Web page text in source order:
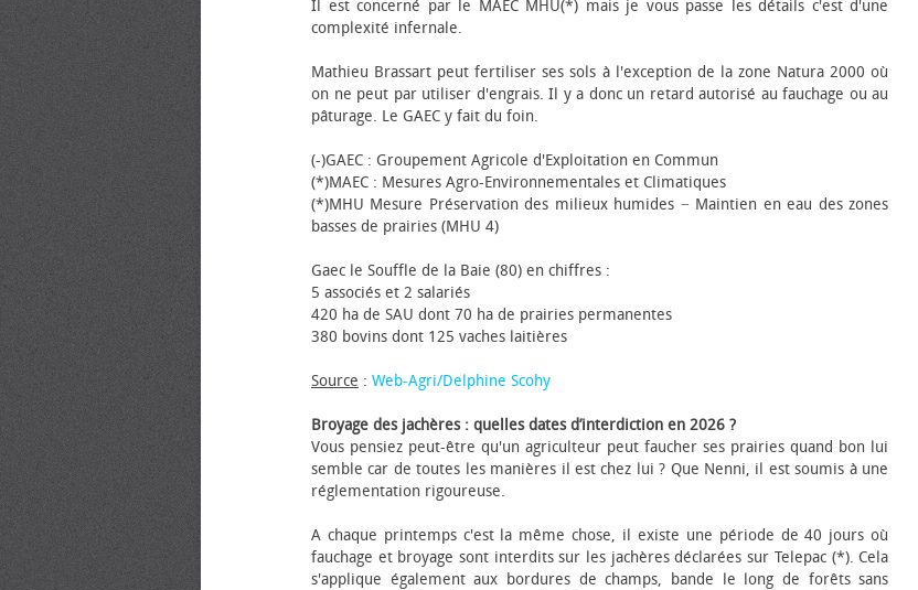
Il est concerné par le MAEC MHU(*) mais je vous passe les détails c'est d'une
complexité infernale.
Mathieu Brassart peut fertiliser ses sols à l'exception de la zone Natura 2000 où
on ne peut par utiliser d'engrais. Il y a donc un retard autorisé au fauchage ou au
pâturage. Le GAEC y fait du foin.
(-)GAEC : Groupement Agricole d'Exploitation en Commun
(*)MAEC : Mesures Agro-Environnementales et Climatiques
(*)MHU Mesure Préservation des milieux humides − Maintien en eau des zones
basses de prairies (MHU 4)
Gaec le Souffle de la Baie (80) en chiffres :
5 associés et 2 salariés
420 ha de SAU dont 70 ha de prairies permanentes
380 bovins dont 125 vaches laitières
Source : Web-Agri/Delphine Scohy
Broyage des jachères : quelles dates d’interdiction en 2026 ?
Vous pensiez peut-être qu'un agriculteur peut faucher ses prairies quand bon lui
semble car de toutes les manières il est chez lui ? Que Nenni, il est soumis à une
réglementation rigoureuse.
A chaque printemps c'est la même chose, il existe une période de 40 jours où
fauchage et broyage sont interdits sur les jachères déclarées sur Telepac (*). Cela
s'applique également aux bordures de champs, bande le long de forêts sans